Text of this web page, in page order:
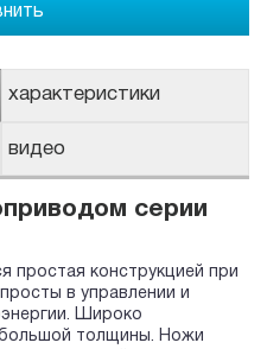
характеристики
видео
серии
простая конструкцией при
в управлении и
Широко
толщины. Ножи